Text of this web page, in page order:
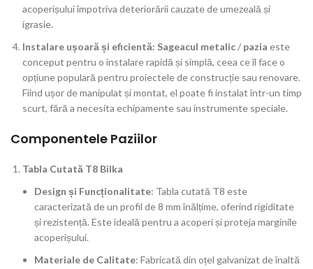
acoperișului împotriva deteriorării cauzate de umezeală și
igrasie.
Instalare ușoară și eficientă: Sageacul metalic/ pazia este
conceput pentru o instalare rapidă și simplă, ceea ce îl face o
opțiune populară pentru proiectele de construcție sau renovare.
Fiind ușor de manipulat și montat, el poate fi instalat într-un timp
scurt, fără a necesita echipamente sau instrumente speciale.
Componentele Paziilor
Tabla Cutată T8 Bilka
Design și Funcționalitate: Tabla cutată T8 este
caracterizată de un profil de 8 mm înălțime, oferind rigiditate
și rezistență. Este ideală pentru a acoperi și proteja marginile
acoperișului.
Materiale de Calitate: Fabricată din oțel galvanizat de înaltă